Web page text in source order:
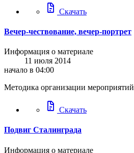
docs Скачать
Вечер-чествование, вечер-портрет
Информация о материале
11 июля 2014
начало в 04:00
Методика организации мероприятий
docs Скачать
Подвиг Cталинграда
Информация о материале